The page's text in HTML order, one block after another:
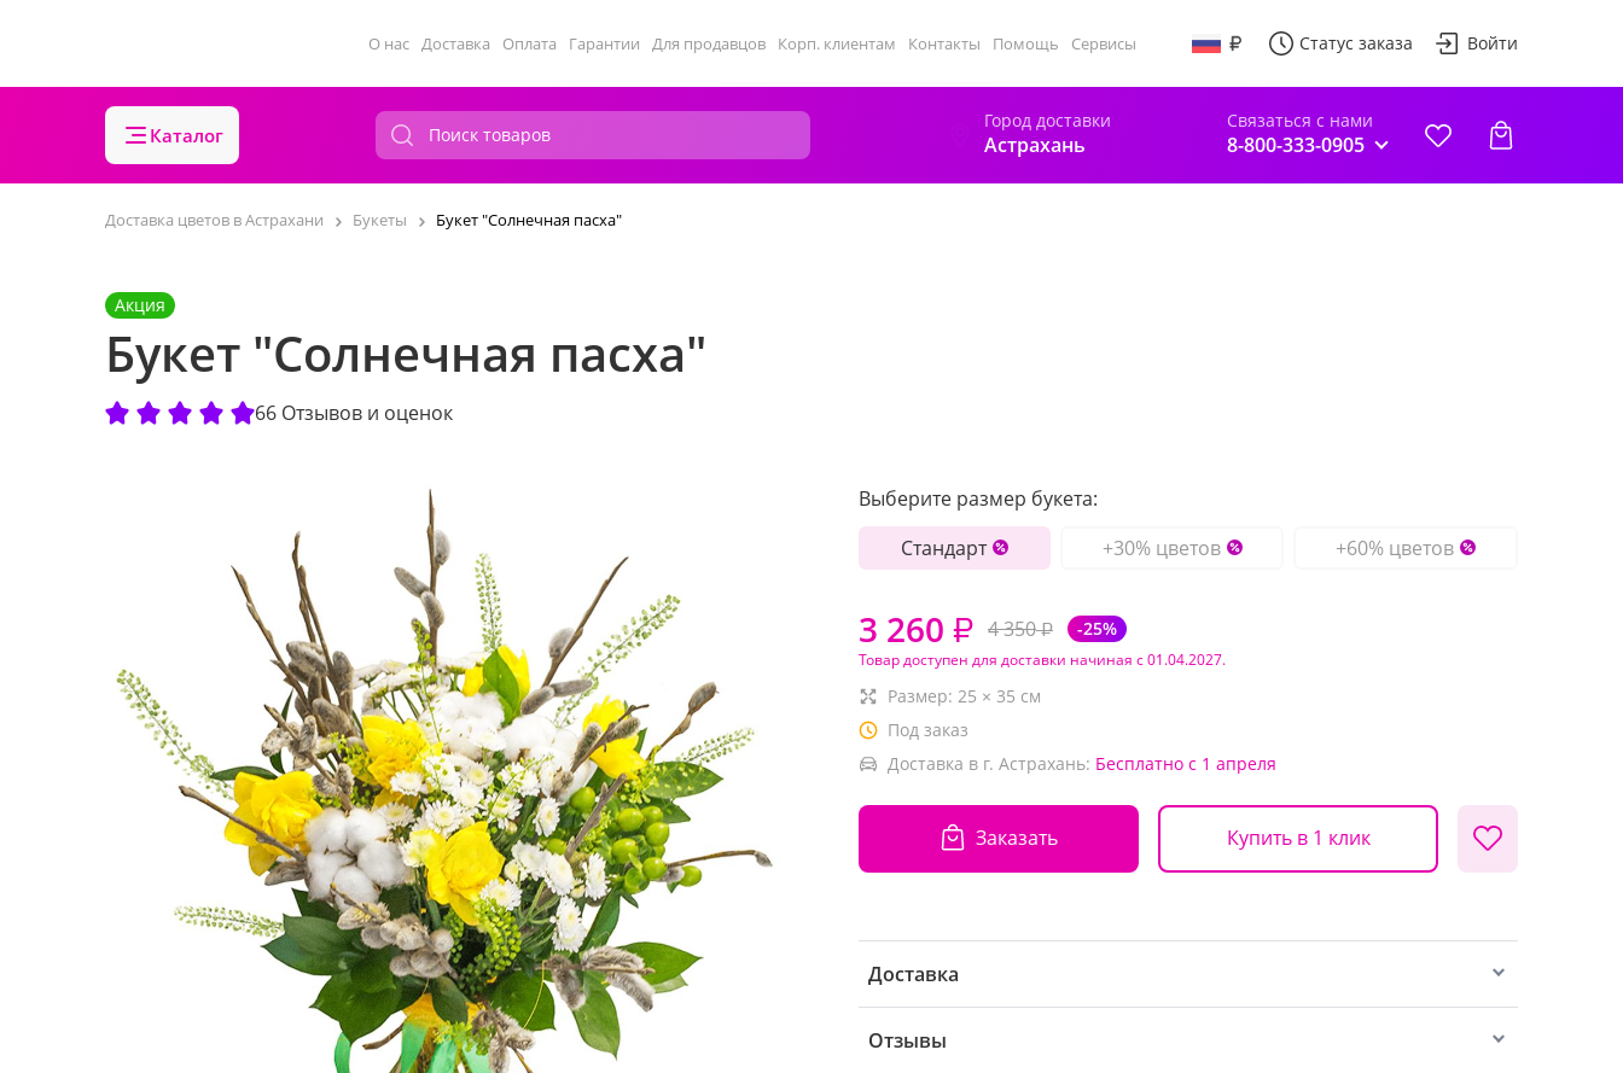
О нас Доставка Оплата Гарантии Для продавцов Корп. клиентам Контакты Помощь Сервисы Статус заказа Войти
Каталог
Город доставки
Астрахань
Связаться с нами
8-800-333-0905
Доставка цветов в Астрахани Букеты Букет "Солнечная пасха"
Акция
Букет "Солнечная пасха"
66 Отзывов и оценок
Выберите размер букета:
Стандарт
+30% цветов +60% цветов
3 260 ₽ 4 350₽ -25%
Товар доступен для доставки начиная с 01.04.2027.
Размер: 25 × 35 см
Под заказ
Доставка в г. Астрахань: Бесплатно с 1 апреля
Заказать Купить в 1 клик
Доставка
Отзывы